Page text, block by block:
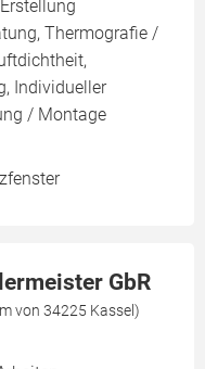
Thermografie /
Individueller
/ Montage
GbR
von 34225 Kassel)